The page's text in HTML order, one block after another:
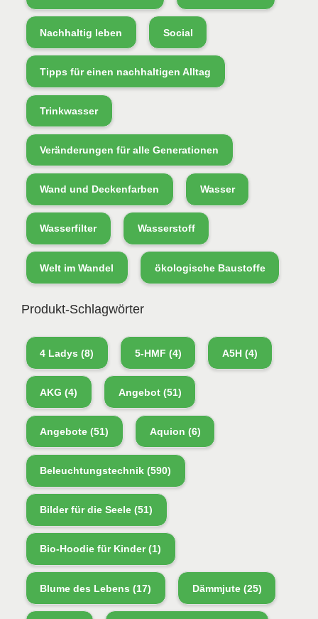
Nachhaltig leben Social
Tipps für einen nachhaltigen Alltag
Trinkwasser
Veränderungen für alle Generationen
Wand und Deckenfarben Wasser
Wasserfilter Wasserstoff
Welt im Wandel ökologische Baustoffe
Produkt-Schlagwörter
4 Ladys (8) 5-HMF (4) A5H(4)
AKG (4) Angebot(51)
Angebote (51) Aquion (6)
Beleuchtungstechnik (590)
Bilder für die Seele (51)
Bio-Hoodie für Kinder(1)
Blume des Lebens (17) Dämmjute(25)